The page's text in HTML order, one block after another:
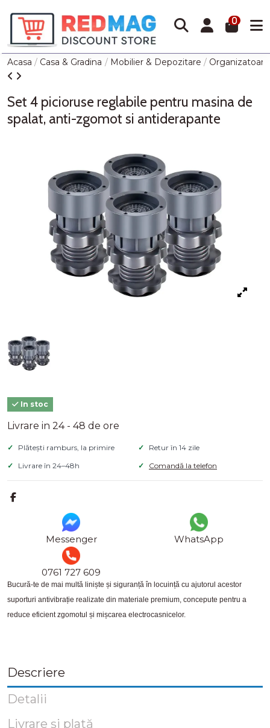
0
Acasa Casa & Gradina Mobilier & Depozitare
Set 4 picioruse reglabile pentru masina de
spalat, anti-zgomot si antiderapante
In stoc
Livrare in 24 - 48 de ore
Bucură-te de mai multă liniște și siguranță în locuință cu ajutorul acestor
suporturi antivibrație realizate din materiale premium, concepute pentru a
reduce eficient zgomotul și mișcarea electrocasnicelor.
Plătești ramburs, la primire
Retur în 14 zile
Livrare în 24–48h
Comandă la telefon
Messenger WhatsApp
0761 727 609
Descriere
Detalii
Livrare și plată